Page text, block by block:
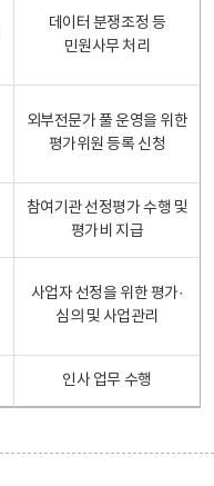
데이터 분쟁조정 등
민원사무 처리
외부전문가 풀 운영을 위한
평가위원 등록 신청
참여기관 선정평가 수행 및
평가비 지급
사업자 선정을 위한 평가·
심의 및 사업관리
인사 업무 수행